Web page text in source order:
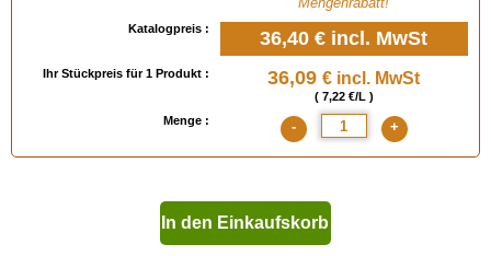
Katalogpreis : 36,40 € incl. MwSt
Ihr Stückpreis für 1 Produkt : 36,09 € incl. MwSt
( 7,22 €/L )
Menge :
- +
In den Einkaufskorb